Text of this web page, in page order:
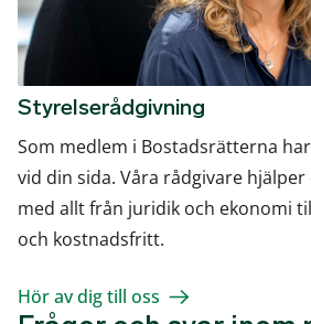
Styrelserådgivning
Som medlem i Bostadsrätterna
vid din sida. Våra rådgivare
med allt från juridik och ekonomi
och kostnadsfritt.
Hör av dig till oss